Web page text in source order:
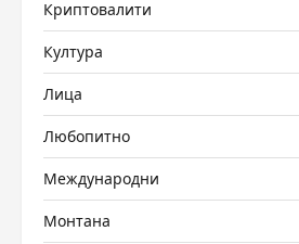
Криптовалити
Култура
Лица
Любопитно
Международни
Монтана